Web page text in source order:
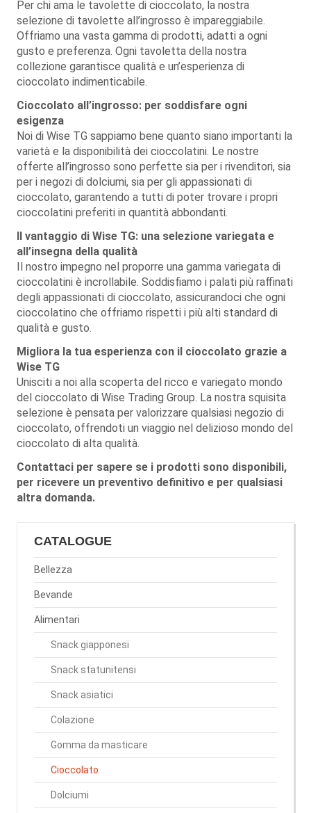
CATALOGUE
Bellezza
Bevande
Alimentari
Snack giapponesi
Snack statunitensi
Snack asiatici
Colazione
Gomma da masticare
Cioccolato
Dolciumi
Per chi ama le tavolette di cioccolato, la nostra
selezione di tavolette all’ingrosso è impareggiabile.
Offriamo una vasta gamma di prodotti, adatti a ogni
gusto e preferenza. Ogni tavoletta della nostra
collezione garantisce qualità e un’esperienza di
cioccolato indimenticabile.
Cioccolato all’ingrosso: per soddisfare ogni
esigenza
Noi di Wise TG sappiamo bene quanto siano importanti la
varietà e la disponibilità dei cioccolatini. Le nostre
offerte all’ingrosso sono perfette sia per i rivenditori, sia
per i negozi di dolciumi, sia per gli appassionati di
cioccolato, garantendo a tutti di poter trovare i propri
cioccolatini preferiti in quantità abbondanti.
Il vantaggio di Wise TG: una selezione variegata e
all’insegna della qualità
Il nostro impegno nel proporre una gamma variegata di
cioccolatini è incrollabile. Soddisfiamo i palati più raffinati
degli appassionati di cioccolato, assicurandoci che ogni
cioccolatino che offriamo rispetti i più alti standard di
qualità e gusto.
Migliora la tua esperienza con il cioccolato grazie a
Wise TG
Unisciti a noi alla scoperta del ricco e variegato mondo
del cioccolato di Wise Trading Group. La nostra squisita
selezione è pensata per valorizzare qualsiasi negozio di
cioccolato, offrendoti un viaggio nel delizioso mondo del
cioccolato di alta qualità.
Contattaci per sapere se i prodotti sono disponibili,
per ricevere un preventivo definitivo e per qualsiasi
altra domanda.